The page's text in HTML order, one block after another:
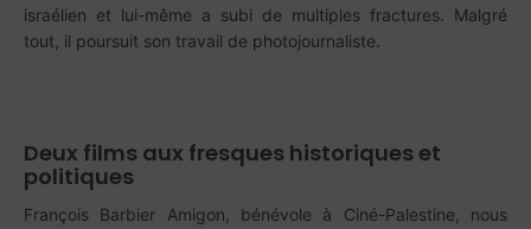
israélien et lui-même a subi de multiples fractures. Malgré
tout, il poursuit son travail de photojournaliste.
Deux films aux fresques historiques et
politiques
François Barbier Amigon, bénévole à Ciné-Palestine, nous